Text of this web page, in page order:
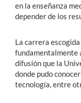
en la enseñanza
depender de los
La carrera
fundamentalmente
difusión que la
donde pudo
tecnología, entre